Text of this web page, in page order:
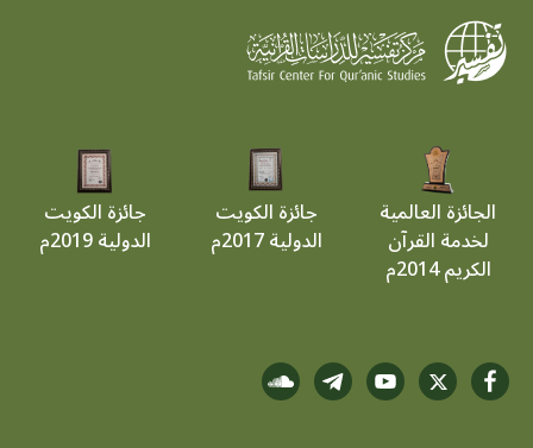
الجائزة العالمية
لخدمة القرآن
الكريم 2014م
جائزة الكويت
الدولية 2017م
جائزة الكويت
الدولية 2019م